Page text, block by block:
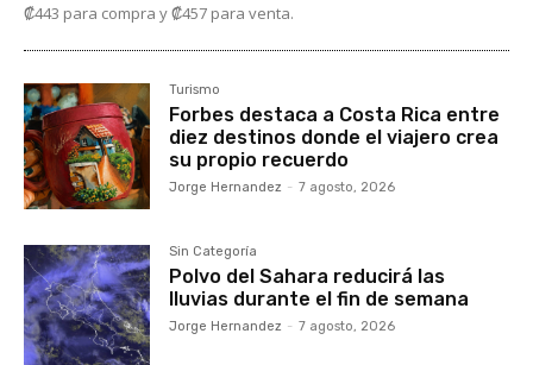
₡443 para compra y ₡457 para venta.
Turismo
Forbes destaca a Costa Rica entre
diez destinos donde el viajero crea
su propio recuerdo
Jorge Hernandez - 7 agosto, 2026
Sin Categoría
Polvo del Sahara reducirá las
lluvias durante el fin de semana
Jorge Hernandez - 7 agosto, 2026